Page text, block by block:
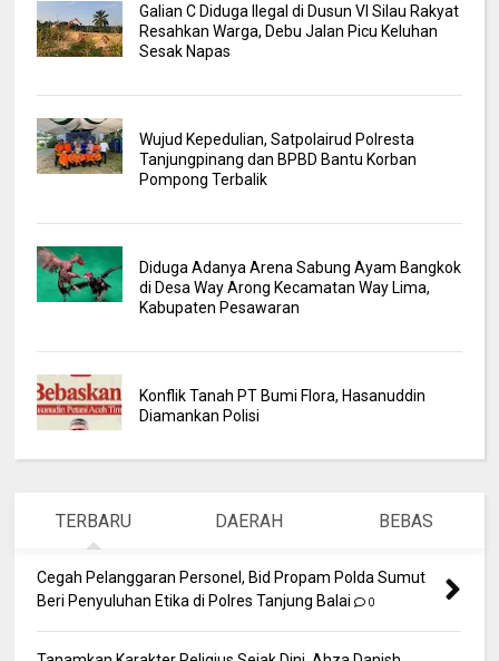
Galian C Diduga Ilegal di Dusun VI Silau Rakyat
Resahkan Warga, Debu Jalan Picu Keluhan
Sesak Napas
Wujud Kepedulian, Satpolairud Polresta
Tanjungpinang dan BPBD Bantu Korban
Pompong Terbalik
Diduga Adanya Arena Sabung Ayam Bangkok
di Desa Way Arong Kecamatan Way Lima,
Kabupaten Pesawaran
Konflik Tanah PT Bumi Flora, Hasanuddin
Diamankan Polisi
TERBARU DAERAH BEBAS
Cegah Pelanggaran Personel, Bid Propam Polda Sumut
Beri Penyuluhan Etika di Polres Tanjung Balai
0